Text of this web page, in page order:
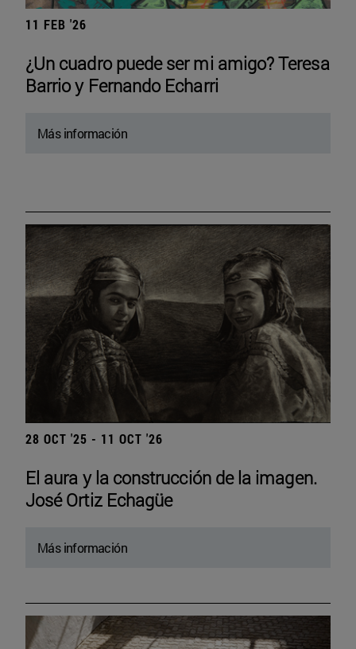
11 FEB '26
¿Un cuadro puede ser mi amigo? Teresa
Barrio y Fernando Echarri
Más información
28 OCT '25 - 11 OCT '26
El aura y la construcción de la imagen.
José Ortiz Echagüe
Más información